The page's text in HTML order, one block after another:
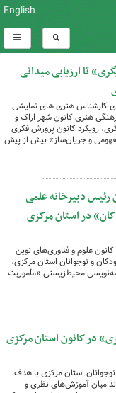
English
تا ارزیابی میدانی
کارشناس هنری های نمایشی
هنری کانون شهر اراک و
رویکرد کانون پرورش فکری
و جریان‌ساز» بیش از پیش
دبیرخانه علمی
در استان مرکزی
علوم و فناوری‌های نوین
و نوجوانان استان مرکزی،
محیط‌زیستی «مأموریت
در کانون استان مرکزی
استان مرکزی با هدف
میان آموزش‌های نظری و